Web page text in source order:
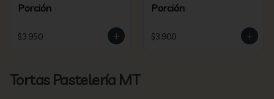
Porción
$3.950
Porción
$3.900
Tortas Pastelería MT